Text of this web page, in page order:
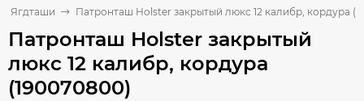
Ягдташи Патронташ Holster закрытый люкс 12 калибр, кордура
Патронташ Holster закрытый
люкс 12 калибр, кордура
(190070800)